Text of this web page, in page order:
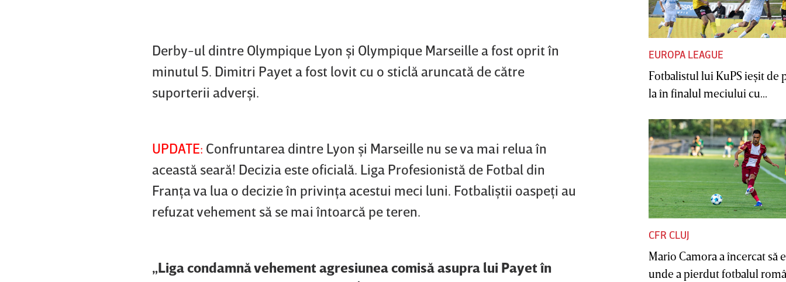
Derby-ul dintre Olympique Lyon şi Olympique Marseille a fost oprit în
minutul 5. Dimitri Payet a fost lovit cu o sticlă aruncată de către
suporterii adverşi.
UPDATE: Confruntarea dintre Lyon şi Marseille nu se va mai relua în
această seară! Decizia este oficială. Liga Profesionistă de Fotbal din
Franţa va lua o decizie în privinţa acestui meci luni. Fotbaliştii oaspeţi au
refuzat vehement să se mai întoarcă pe teren.
„Liga condamnă vehement agresiunea comisă asupra lui Payet în
EUROPA LEAGUE
Fotbalistul lui KuPS ieşit de
la în finalul meciului cu...
CFR CLUJ
Mario Camora a încercat să
unde a pierdut fotbalul